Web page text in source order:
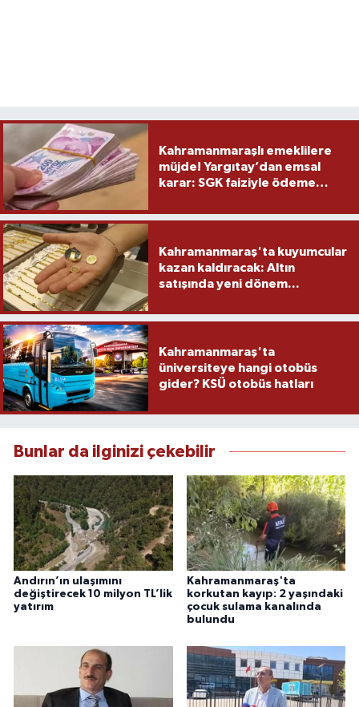
Kahramanmaraşlı emeklilere
müjde! Yargıtay’dan emsal
karar: SGK faiziyle ödeme
Kahramanmaraş'ta kuyumcular
kazan kaldıracak: Altın
satışında yeni dönem...
Kahramanmaraş'ta
üniversiteye hangi otobüs
gider? KSÜ otobüs hatları
Bunlar da ilginizi çekebilir
Andırın’ın ulaşımını
değiştirecek 10 milyon TL’lik
yatırım
Kahramanmaraş'ta
korkutan kayıp: 2 yaşındaki
çocuk sulama kanalında
bulundu